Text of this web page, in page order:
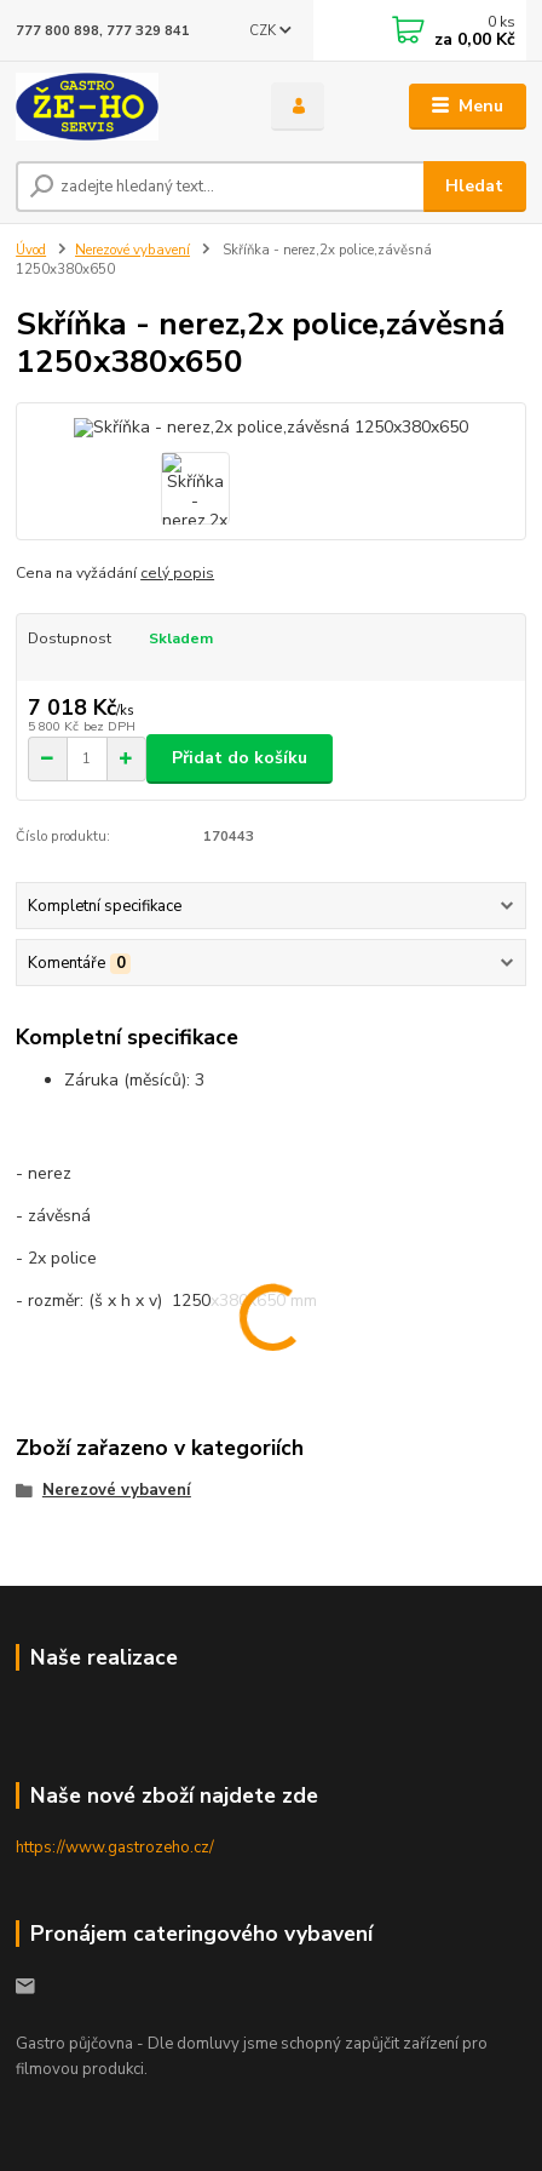
Menu
CZK
Hledat
777 800 898, 777 329 841 0 ks
za 0,00 Kč
Úvod Nerezové vybavení
Skříňka - nerez,2x police,závěsná
1250x380x650
Skříňka - nerez,2x police,závěsná
1250x380x650
Cena na vyžádánícelý popis
Dostupnost Skladem
7 018 Kč/ks
5 800 Kč bez DPH
Přidat do košíku
Číslo produktu: 170443
Kompletní specifikace
Komentáře 0
Kompletní specifikace
Záruka (měsíců): 3
- nerez
- závěsná
- 2x police
- rozměr: (š x h x v) 1250x380x650 mm
Zboží zařazeno v kategoriích
Nerezové vybavení
Naše realizace
Naše nové zboží najdete zde
https://www.gastrozeho.cz/
Pronájem cateringového vybavení
Gastro půjčovna - Dle domluvy jsme schopný zapůjčit zařízení pro
filmovou produkci.